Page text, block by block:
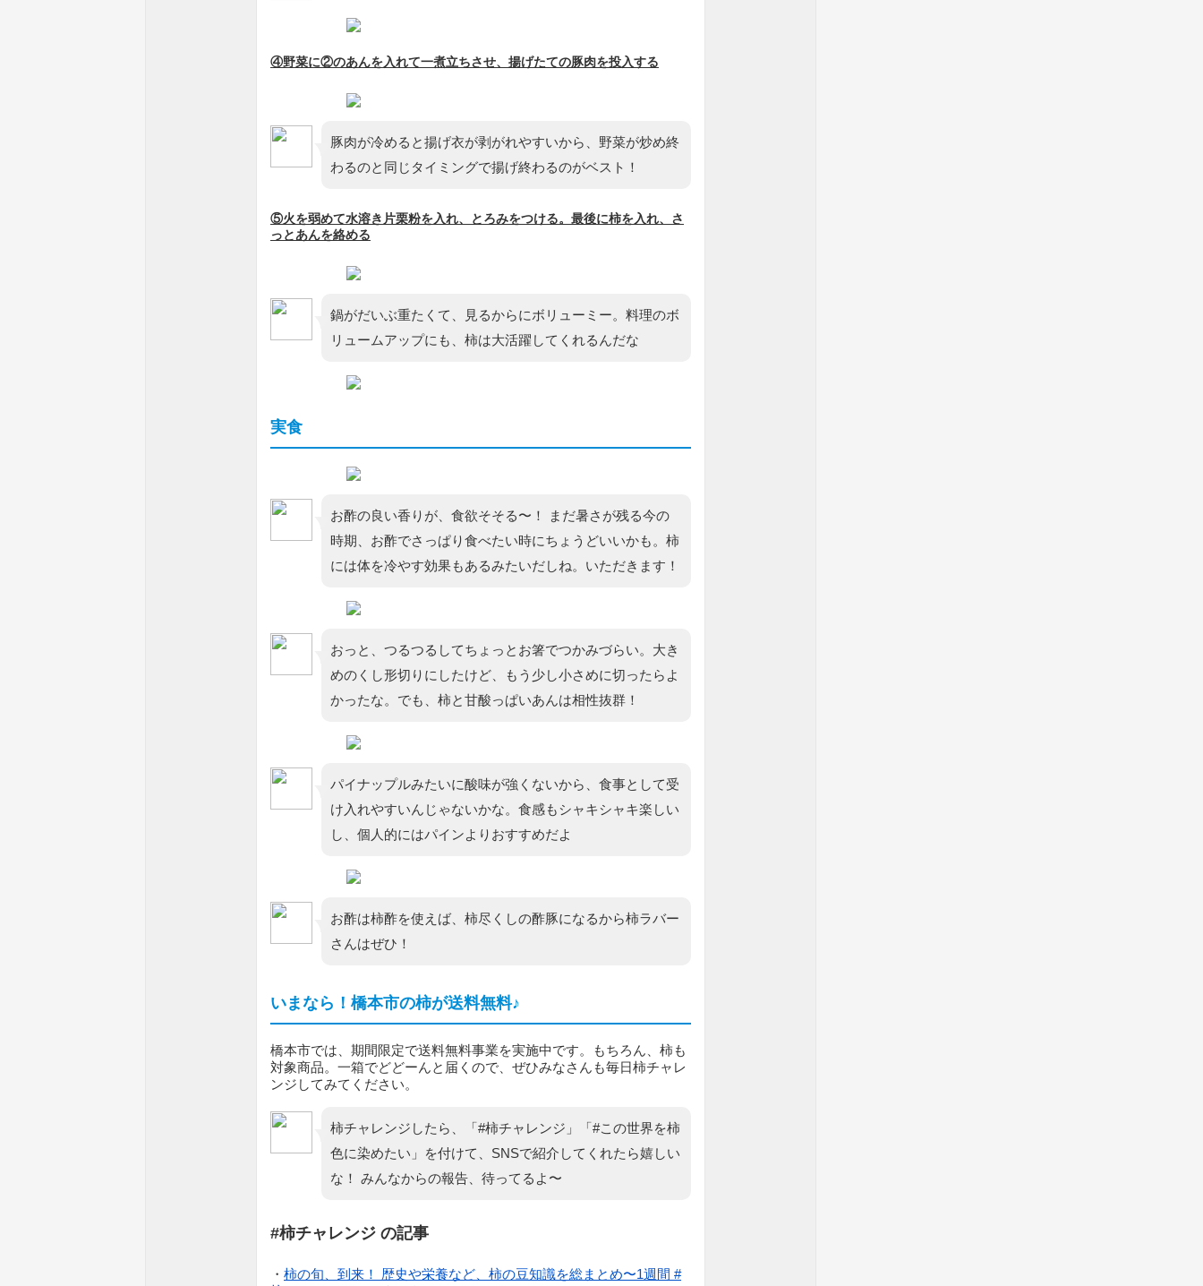
④野菜に②のあんを入れて一煮立ちさせ、揚げたての豚肉を投入する
豚肉が冷めると揚げ衣が剥がれやすいから、野菜が炒め終
わるのと同じタイミングで揚げ終わるのがベスト！
⑤火を弱めて水溶き片栗粉を入れ、とろみをつける。最後に柿を入れ、さ
っとあんを絡める
鍋がだいぶ重たくて、見るからにボリューミー。料理のボ
リュームアップにも、柿は大活躍してくれるんだな
実食
お酢の良い香りが、食欲そそる〜！ まだ暑さが残る今の
時期、お酢でさっぱり食べたい時にちょうどいいかも。柿
には体を冷やす効果もあるみたいだしね。いただきます！
おっと、つるつるしてちょっとお箸でつかみづらい。大き
めのくし形切りにしたけど、もう少し小さめに切ったらよ
かったな。でも、柿と甘酸っぱいあんは相性抜群！
パイナップルみたいに酸味が強くないから、食事として受
け入れやすいんじゃないかな。食感もシャキシャキ楽しい
し、個人的にはパインよりおすすめだよ
お酢は柿酢を使えば、柿尽くしの酢豚になるから柿ラバー
さんはぜひ！
いまなら！橋本市の柿が送料無料♪
橋本市では、期間限定で送料無料事業を実施中です。もちろん、柿も
対象商品。一箱でどどーんと届くので、ぜひみなさんも毎日柿チャレ
ンジしてみてください。
柿チャレンジしたら、「#柿チャレンジ」「#この世界を柿
色に染めたい」を付けて、SNSで紹介してくれたら嬉しい
な！ みんなからの報告、待ってるよ〜
#柿チャレンジ の記事
・ 柿の旬、到来！ 歴史や栄養など、柿の豆知識を総まとめ〜1週間 #